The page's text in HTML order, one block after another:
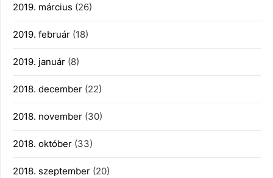
2019. március (26)
2019. február (18)
2019. január (8)
2018. december (22)
2018. november (30)
2018. október (33)
2018. szeptember (20)